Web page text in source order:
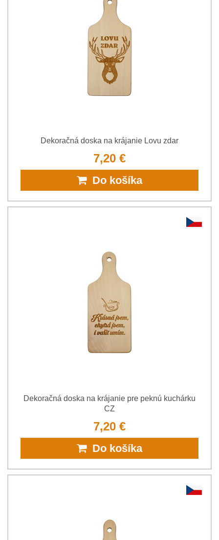
Dekoračná doska na krájanie Lovu zdar
7,20 €
Do košíka
Dekoračná doska na krájanie pre peknú kuchárku
CZ
7,20 €
Do košíka